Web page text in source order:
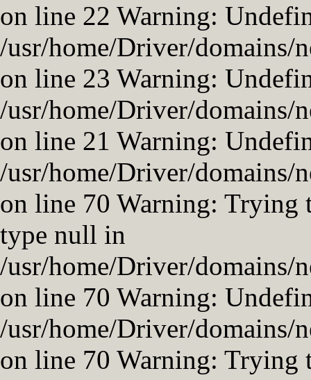
on line 22 Warning:
/usr/home/Driver/domains/
on line 23 Warning:
/usr/home/Driver/domains/
on line 21 Warning:
/usr/home/Driver/domains/
on line 70 Warning: Trying
type null in
/usr/home/Driver/domains/
on line 70 Warning:
/usr/home/Driver/domains/
on line 70 Warning: Trying